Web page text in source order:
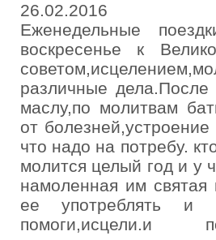
26.02.2016
Еженедельные
воскресенье к
различные
маслу,по молитвам
от
что надо на потребу.
молится целый год и у
намоленная им святая
ее употреблять и
помоги,исцели.и